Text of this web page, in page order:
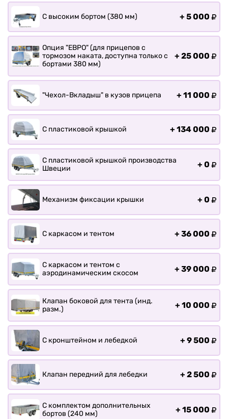
Прицепы для перевозки
байдарок, каноэ, САП
Запчасти
Дилеры
О заводе
Контакты
Статьи
Оплата
Доставка
С высоким бортом (380 мм) + 5 000
Опция "ЕВРО" (для прицепов с
тормозом наката, доступна только с
бортами 380 мм)
+ 25 000
"Чехол-Вкладыш" в кузов прицепа + 11 000
С пластиковой крышкой + 134 000
С пластиковой крышкой производства
Швеции
+ 0
Механизм фиксации крышки + 0
С каркасом и тентом + 36 000
С каркасом и тентом с
аэродинамическим скосом
+ 39 000
Клапан боковой для тента (инд.
разм.)
+ 10 000
С кронштейном и лебедкой + 9 500
Клапан передний для лебедки + 2 500
С комплектом дополнительных
бортов (240 мм)
+ 15 000